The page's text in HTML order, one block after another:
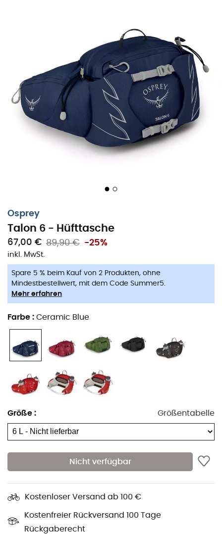
Osprey
Talon 6 - Hüfttasche
67,00 € 89,90 € -25%
inkl. MwSt.
Spare 5 % beim Kauf von 2 Produkten, ohne
Mindestbestellwert, mit dem Code Summer5.
Mehr erfahren
Farbe : Ceramic Blue
Größe : Größentabelle
Nicht verfügbar
Kostenloser Versand ab 100 €
Kostenfreier Rückversand 100 Tage
Rückgaberecht
Ob du eine Wanderung im Aostatal machen oder auf
dem Jakobsweg spazieren möchtest, der
Osprey
ist die perfekte
für dich. Im
vonOspreyideal für deine
für all deine Ausflüge mitzunehmen. Zwei 600 ml
Wasserflaschen finden im
Talon 6
Platz,
inbegriffen).
Die StraightJacket™-Flügel, die die Tasche
Gepäcks und halten es fest an seinem Platz, wenn die
Bewegungen dynamischer werden.